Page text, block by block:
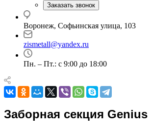
Заказать звонок
Воронеж, Софьинская улица, 103
zismetall@yandex.ru
Пн. – Пт.: с 9:00 до 18:00
Заборная секция Genius